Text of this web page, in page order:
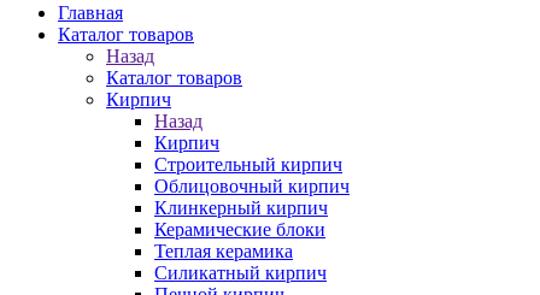
Главная
Каталог товаров
Назад
Каталог товаров
Кирпич
Назад
Кирпич
Строительный кирпич
Облицовочный кирпич
Клинкерный кирпич
Керамические блоки
Теплая керамика
Силикатный кирпич